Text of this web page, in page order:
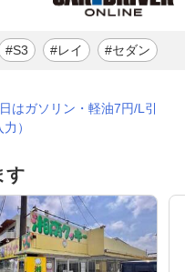
#S3 #レイ #セダン
はガソリン・軽油7円/L引
）
す